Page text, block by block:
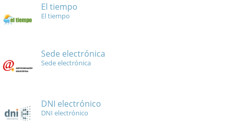
El tiempo
El tiempo
Sede electrónica
Sede electrónica
DNI electrónico
DNI electrónico